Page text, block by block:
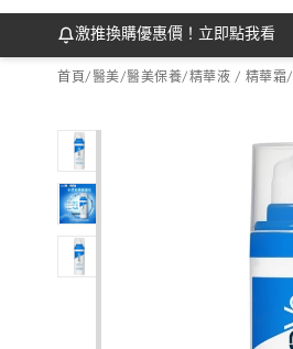
激推換購優惠價！立即點我看
首頁/醫美/醫美保養/精華液 / 精華霜/